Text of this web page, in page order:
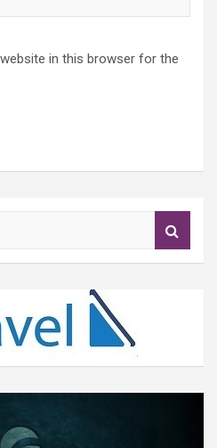
in this browser for the